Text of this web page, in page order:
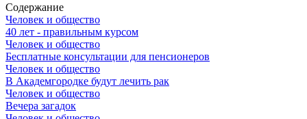
Содержание
Человек и общество
40 лет - правильным курсом
Человек и общество
Бесплатные консультации для пенсионеров
Человек и общество
В Академгородке будут лечить рак
Человек и общество
Вечера загадок